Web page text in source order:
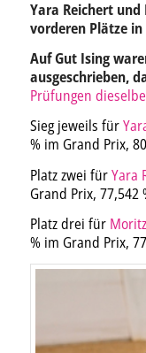
Yara Reichert
vorderen Plätze in
Auf Gut Ising
ausgeschrieben,
Prüfungen
Sieg jeweils für
% im Grand Prix,
Platz zwei fürYara
Grand Prix, 77,542
Platz drei für
% im Grand Prix,